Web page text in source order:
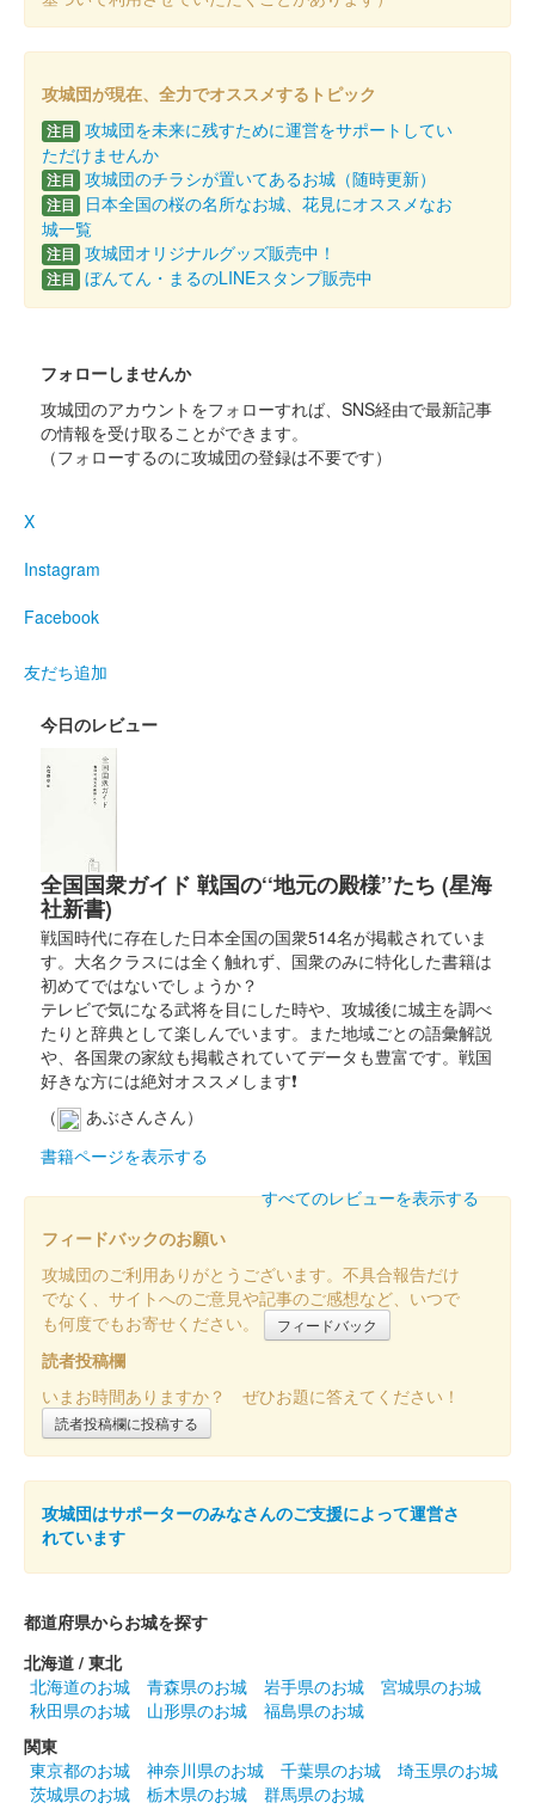
鬼ヶ城 御城印 令和四年迎春版
販売終了
鬼ヶ城からみた初日の出がデザインされている。
鬼ヶ城 御城印
鬼ヶ城 御城印
紅葉をイメージした限定御城印。
鬼ヶ城 御城印
販売終了
鬼ヶ城 御城印
攻城団が現在、全力でオススメするトピック
注目 攻城団を未来に残すために運営をサポートしてい
ただけませんか
注目 攻城団のチラシが置いてあるお城（随時更新）
注目
日本全国の桜の名所なお城、花見にオススメなお
城一覧
注目 攻城団オリジナルグッズ販売中！
注目 ぼんてん・まるのLINEスタンプ販売中
フォローしませんか
攻城団のアカウントをフォローすれば、SNS経由で最新記事
の情報を受け取ることができます。
（フォローするのに攻城団の登録は不要です）
X
Instagram
Facebook
友だち追加
今日のレビュー
全国国衆ガイド 戦国の‘‘地元の殿様’’たち (星海
社新書)
戦国時代に存在した日本全国の国衆514名が掲載されていま
す。大名クラスには全く触れず、国衆のみに特化した書籍は
初めてではないでしょうか？
テレビで気になる武将を目にした時や、攻城後に城主を調べ
たりと辞典として楽しんでいます。また地域ごとの語彙解説
や、各国衆の家紋も掲載されていてデータも豊富です。戦国
好きな方には絶対オススメします❗
（
あぶさんさん）
書籍ページを表示する
すべてのレビューを表示する
フィードバックのお願い
攻城団のご利用ありがとうございます。不具合報告だけ
でなく、サイトへのご意見や記事のご感想など、いつで
も何度でもお寄せください。
フィードバック
読者投稿欄
いまお時間ありますか？ ぜひお題に答えてください！
読者投稿欄に投稿する
攻城団はサポーターのみなさんのご支援によって運営さ
れています
都道府県からお城を探す
北海道 / 東北
北海道のお城
青森県のお城 岩手県のお城
宮城県のお城
秋田県のお城
山形県のお城
福島県のお城
関東
東京都のお城
神奈川県のお城 千葉県のお城
埼玉県のお城
茨城県のお城
栃木県のお城
群馬県のお城